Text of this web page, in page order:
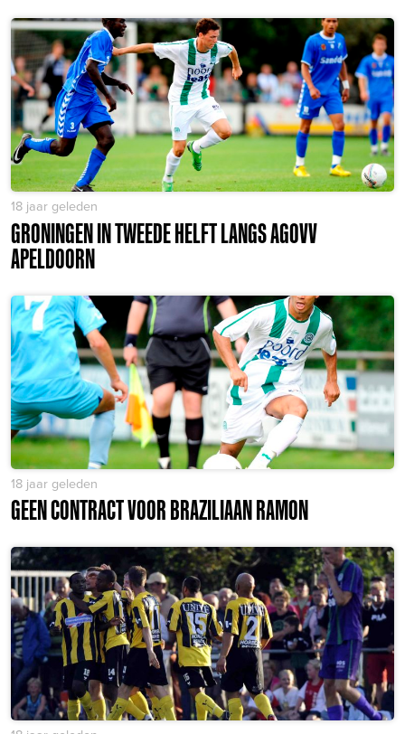
18 jaar geleden
GRONINGEN IN TWEEDE HELFT LANGS AGOVV
APELDOORN
18 jaar geleden
GEEN CONTRACT VOOR BRAZILIAAN RAMON